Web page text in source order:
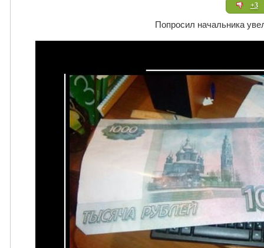
+3
Попросил начальника